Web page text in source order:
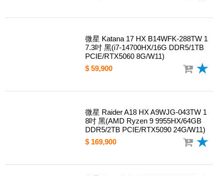
微星 Katana 17 HX B14WFK-288TW 1
7.3吋 黑(i7-14700HX/16G DDR5/1TB
PCIE/RTX5060 8G/W11)
$ 59,900
微星 Raider A18 HX A9WJG-043TW 1
8吋 黑(AMD Ryzen 9 9955HX/64GB
DDR5/2TB PCIE/RTX5090 24G/W11)
$ 169,900